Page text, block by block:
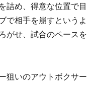
詰め、得意な位置で目
で相手を崩すというよ
がせ、試合のペースを
狙いのアウトボクサー